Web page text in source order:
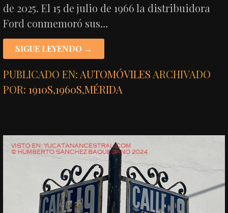
de 2025. El 15 de julio de 1966 la distribuidora
Ford conmemoró sus…
SIGUE LEYENDO →
PUBLICADO EN: AUTOMÓVILES ARCHIVADO
POR:1910S,1960S,MÉRIDA